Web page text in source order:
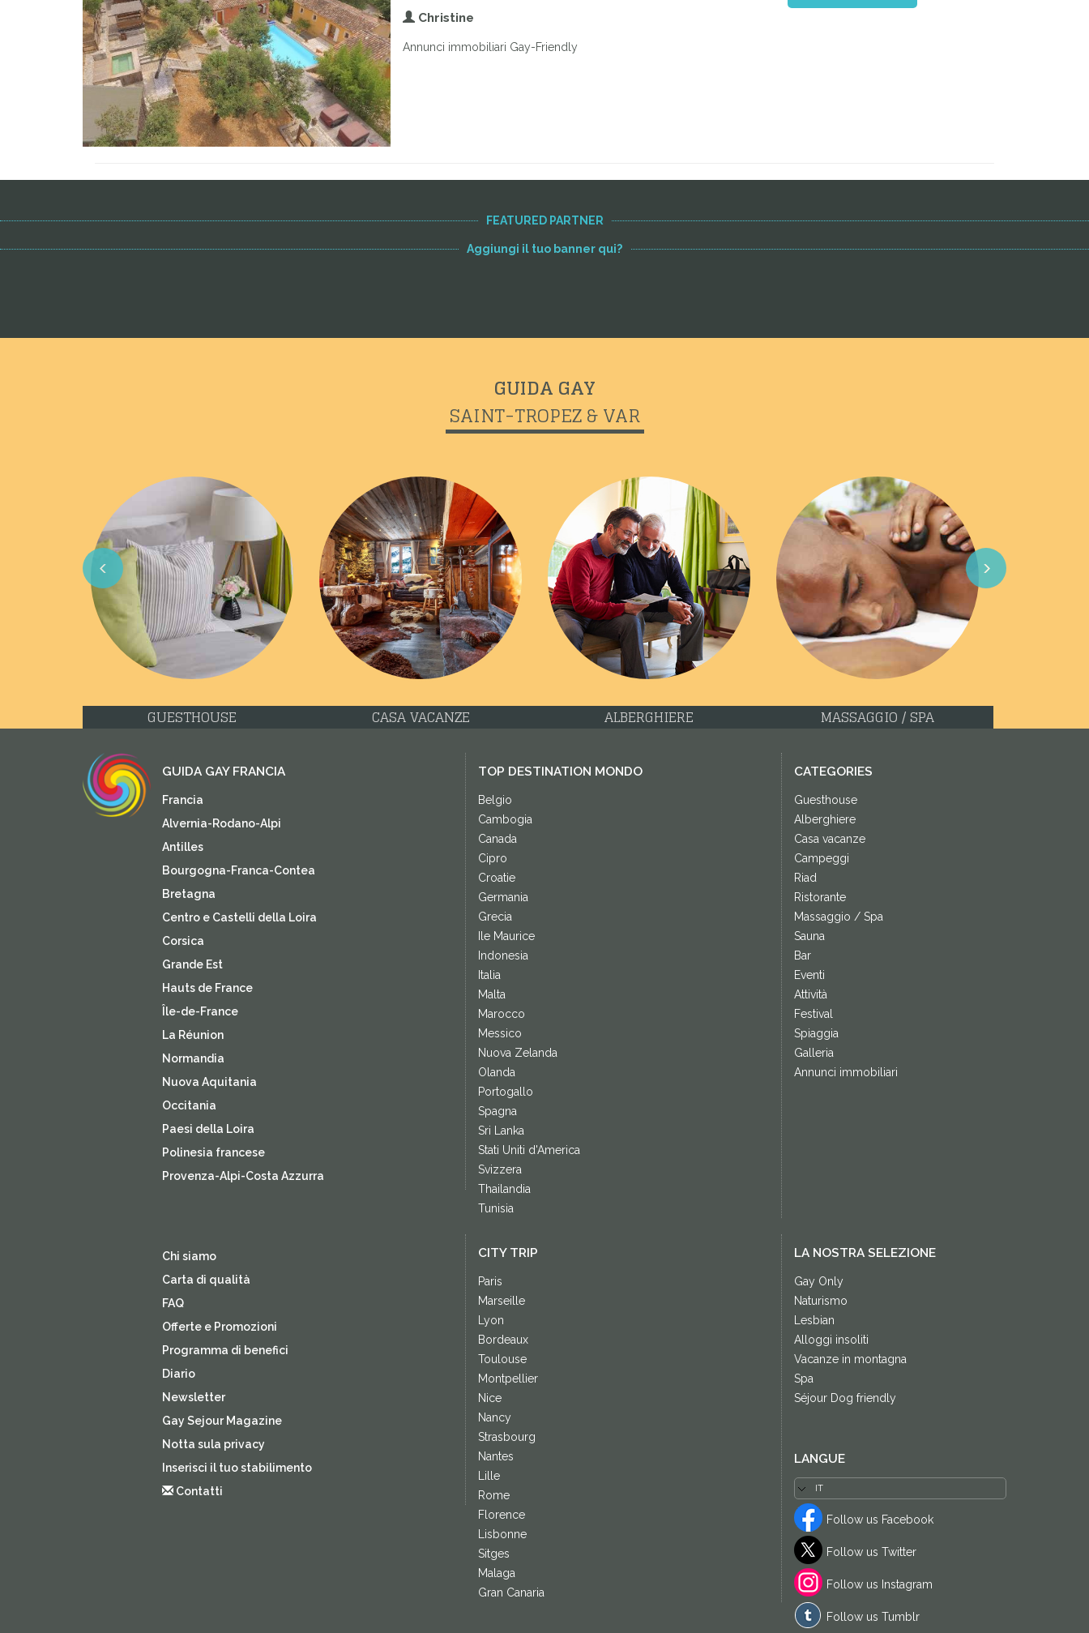
Christine
Annunci immobiliari Gay-Friendly
FEATURED PARTNER
Aggiungi il tuo banner qui?
GUIDA GAY
SAINT-TROPEZ & VAR
Previous Next
GUESTHOUSE CASA VACANZE ALBERGHIERE MASSAGGIO / SPA
GUIDA GAY FRANCIA
Francia
Alvernia-Rodano-Alpi
Antilles
Bourgogna-Franca-Contea
Bretagna
Centro e Castelli della Loira
Corsica
Grande Est
Hauts de France
Île-de-France
La Réunion
Normandia
Nuova Aquitania
Occitania
Paesi della Loira
Polinesia francese
Provenza-Alpi-Costa Azzurra
TOP DESTINATION MONDO
Belgio
Cambogia
Canada
Cipro
Croatie
Germania
Grecia
Ile Maurice
Indonesia
Italia
Malta
Marocco
Messico
Nuova Zelanda
Olanda
Portogallo
Spagna
Sri Lanka
Stati Uniti d'America
Svizzera
Thailandia
Tunisia
CATEGORIES
Guesthouse
Alberghiere
Casa vacanze
Campeggi
Riad
Ristorante
Massaggio / Spa
Sauna
Bar
Eventi
Attività
Festival
Spiaggia
Galleria
Annunci immobiliari
Chi siamo
Carta di qualità
FAQ
Offerte e Promozioni
Programma di benefici
Diario
Newsletter
Gay Sejour Magazine
Notta sula privacy
Inserisci il tuo stabilimento
Contatti
CITY TRIP
Paris
Marseille
Lyon
Bordeaux
Toulouse
Montpellier
Nice
Nancy
Strasbourg
Nantes
Lille
Rome
Florence
Lisbonne
Sitges
Malaga
Gran Canaria
LA NOSTRA SELEZIONE
Gay Only
Naturismo
Lesbian
Alloggi insoliti
Vacanze in montagna
Spa
Séjour Dog friendly
LANGUE
Follow us Facebook
Follow us Twitter
Follow us Instagram
Follow us Tumblr